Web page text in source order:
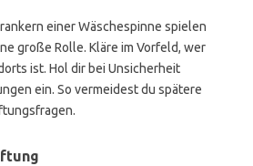
einer Wäschespinne spielen
große Rolle. Kläre im Vorfeld, wer
ist. Hol dir bei Unsicherheit
ein. So vermeidest du spätere